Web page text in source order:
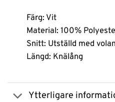
Färg: Vit
Material: 100%
Snitt: Utställd med
Längd: Knälång
Ytterligare